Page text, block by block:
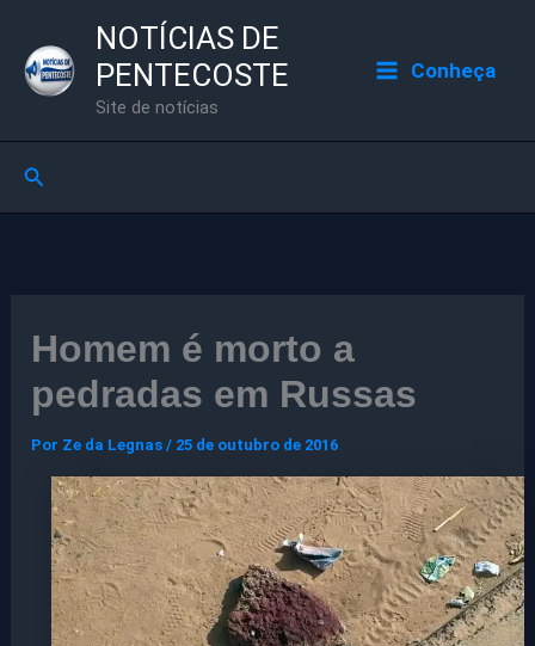
para
NOTÍCIAS DE
PENTECOSTE
Site de notícias
Conheça
Pesquisar
Homem é morto a
pedradas em Russas
Por Ze da Legnas/ 25 de outubro de 2016